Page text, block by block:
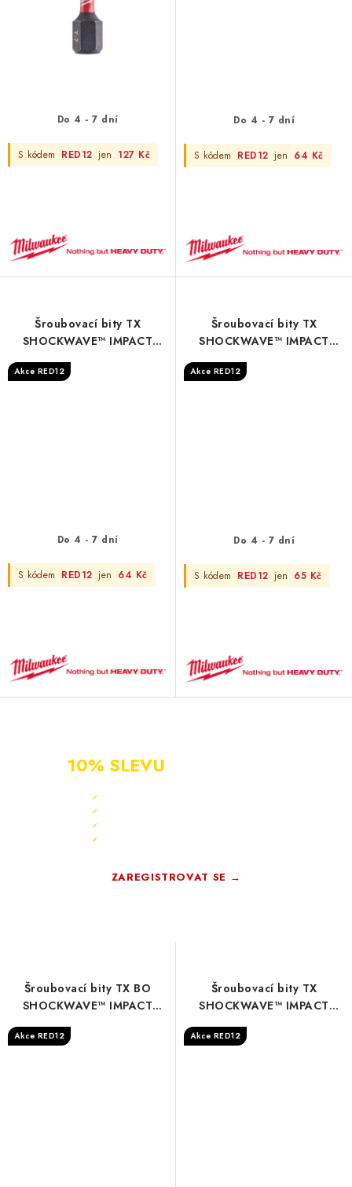
Do 4 - 7 dní
S kódem RED12 jen 127 Kč
Do 4 - 7 dní
S kódem RED12 jen 64 Kč
Šroubovací bity TX
SHOCKWAVE™ IMPACT
25mm - 3 pc
Akce RED12
Do 4 - 7 dní
S kódem RED12 jen 64 Kč
Šroubovací bity TX
SHOCKWAVE™ IMPACT
25mm - 3 pc
Akce RED12
Do 4 - 7 dní
S kódem RED12 jen 65 Kč
10% SLEVU
✓
✓
✓
✓
ZAREGISTROVAT SE →
Šroubovací bity TX BO
SHOCKWAVE™ IMPACT
DUTY - S/Bit ShW TX BO40
25mm - 3 pc
Akce RED12
Šroubovací bity TX
SHOCKWAVE™ IMPACT
DUTY - S/Bit ShW TX25
150mm - 1 pc
Akce RED12